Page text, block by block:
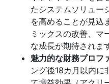
たシステムソリュー
を高めることが見込
ミックスの改善、マ
な成長が期待されま
魅力的な財務プロフ
ング後18カ月以内に